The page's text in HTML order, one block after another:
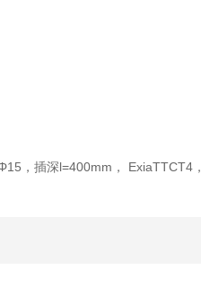
，插深l=400mm， ExiaTTCT4，